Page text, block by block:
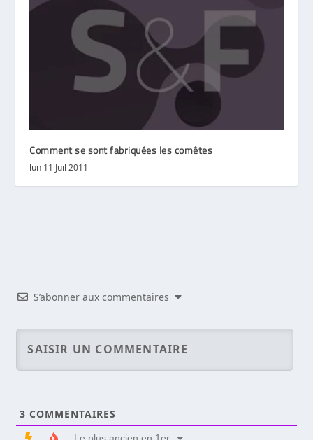
Comment se sont fabriquées les comêtes
lun 11 Juil 2011
S’abonner aux commentaires
3 COMMENTAIRES
Le plus ancien en 1er